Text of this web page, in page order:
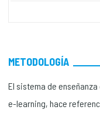
METODOLOGÍA
El sistema de
e-learning, hace